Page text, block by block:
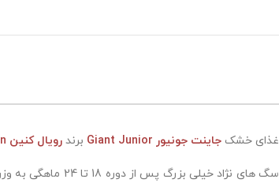
غذای خشک جاینت جونیور Giant Junior برند رویال کنین